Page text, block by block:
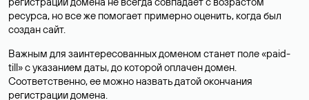
ресурса, но все же помогает примерно оценить, когда был
создан сайт.
Важным для заинтересованных доменом станет поле «paid-
till» с указанием даты, до которой оплачен домен.
Соответственно, ее можно назвать датой окончания
регистрации домена.